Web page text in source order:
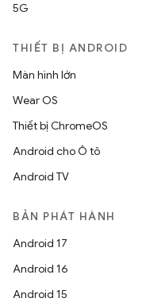
5G
THIẾT BỊ ANDROID
Màn hình lớn
Wear OS
Thiết bị ChromeOS
Android cho Ô tô
Android TV
BẢN PHÁT HÀNH
Android 17
Android 16
Android 15